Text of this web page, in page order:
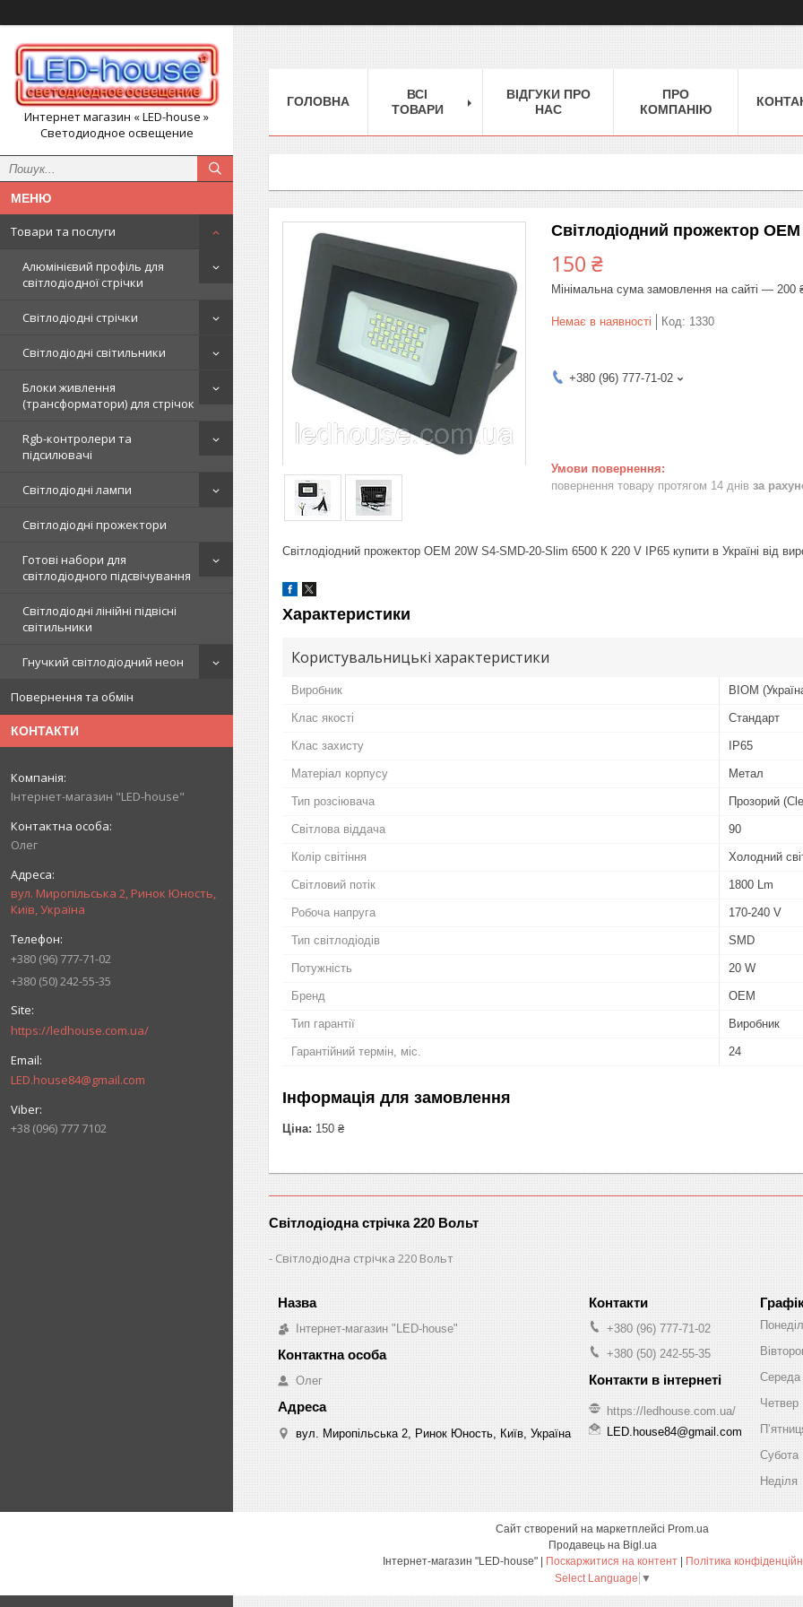
Интернет магазин « LED-house »
Светодиодное освещение
Товари та послуги
Алюмінієвий профіль для
світлодіодної стрічки
Світлодіодні стрічки
Світлодіодні світильники
Блоки живлення
(трансформатори) для стрічок
Rgb-контролери та
підсилювачі
Світлодіодні лампи
Світлодіодні прожектори
Готові набори для
світлодіодного підсвічування
Світлодіодні лінійні підвісні
світильники
Гнучкий світлодіодний неон
Повернення та обмін
КОНТАКТИ
Інтернет-магазин "LED-house"
Олег
вул. Миропільська 2, Ринок Юность,
Київ, Україна
+380 (96) 777-71-02
+380 (50) 242-55-35
https://ledhouse.com.ua/
LED.house84@gmail.com
+38 (096) 777 7102
ГОЛОВНА
ВСІ
ТОВАРИ
ВІДГУКИ ПРО
НАС
ПРО
КОМПАНІЮ
Світлодіодний прожектор
150 ₴
Мінімальна сума замовлення на сайті — 200
Немає в наявності Код: 1330
+380 (96) 777-71-02
повернення товару протягом 14 днів за
Світлодіодний прожектор OEM 20W S4-SMD-20-Slim 6500 К 220 V IP65 купити в Україні від
Характеристики
Користувальницькі характеристики
Виробник BIOM
Клас якості Стандарт
Клас захисту IP65
Матеріал корпусу Метал
Тип розсіювача Прозорий
Світлова віддача 90
Колір світіння Холодний
Світловий потік 1800 Lm
Робоча напруга 170-240 V
Тип світлодіодів SMD
Потужність 20 W
Бренд OEM
Тип гарантії Виробник
Гарантійний термін, міс. 24
Інформація для замовлення
Ціна: 150 ₴
Світлодіодна стрічка 220 Вольт
Світлодіодна стрічка 220 Вольт
Інтернет-магазин "LED-house"
Олег
вул. Миропільська 2, Ринок Юность, Київ, Україна
+380 (96) 777-71-02
+380 (50) 242-55-35
https://ledhouse.com.ua/
LED.house84@gmail.com
Середа
Четвер
Субота
Неділя
Сайт створений на маркетплейсі Prom.ua
Продавець на Bigl.ua
Поскаржитися на контент
Політика
Select Language ▼